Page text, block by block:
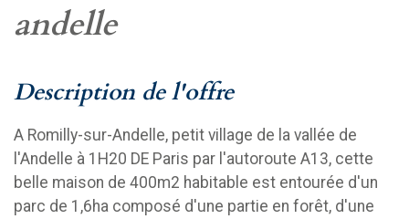
andelle
description de l'offre
A Romilly-sur-Andelle, petit village de la vallée de
l'Andelle à 1H20 DE Paris par l'autoroute A13, cette
belle maison de 400m2 habitable est entourée d'un
parc de 1,6ha composé d'une partie en forêt, d'une